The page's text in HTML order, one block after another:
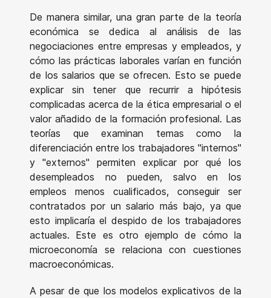
De manera similar, una gran parte de la teoría
económica se dedica al análisis de las
negociaciones entre empresas y empleados, y
cómo las prácticas laborales varían en función
de los salarios que se ofrecen. Esto se puede
explicar sin tener que recurrir a hipótesis
complicadas acerca de la ética empresarial o el
valor añadido de la formación profesional. Las
teorías que examinan temas como la
diferenciación entre los trabajadores "internos"
y "externos" permiten explicar por qué los
desempleados no pueden, salvo en los
empleos menos cualificados, conseguir ser
contratados por un salario más bajo, ya que
esto implicaría el despido de los trabajadores
actuales. Este es otro ejemplo de cómo la
microeconomía se relaciona con cuestiones
macroeconómicas.
A pesar de que los modelos explicativos de la